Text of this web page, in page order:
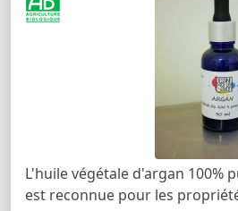
L'huile végétale d'argan 100%
est reconnue pour les